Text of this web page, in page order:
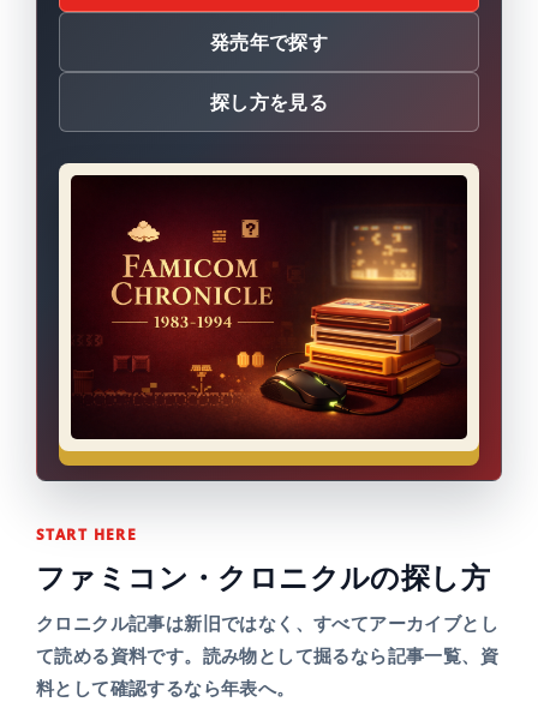
発売年で探す
探し方を見る
START HERE
ファミコン・クロニクルの探し方
クロニクル記事は新旧ではなく、すべてアーカイブとし
て読める資料です。読み物として掘るなら記事一覧、資
料として確認するなら年表へ。